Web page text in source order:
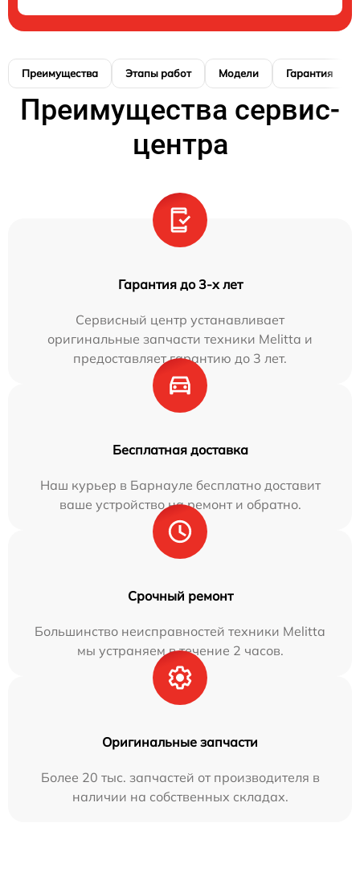
Преимущества Этапы работ Модели Гарантия
Преимущества сервис-
центра
Гарантия до 3-х лет
Сервисный центр устанавливает
оригинальные запчасти техники Melitta и
предоставляет гарантию до 3 лет.
Бесплатная доставка
Наш курьер в Барнауле бесплатно доставит
ваше устройство на ремонт и обратно.
Срочный ремонт
Большинство неисправностей техники Melitta
мы устраняем в течение 2 часов.
Оригинальные запчасти
Более 20 тыс. запчастей от производителя в
наличии на собственных складах.